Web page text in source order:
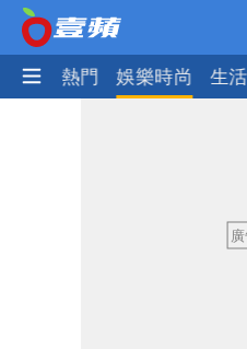
焦點 熱門 娛樂時尚 生活